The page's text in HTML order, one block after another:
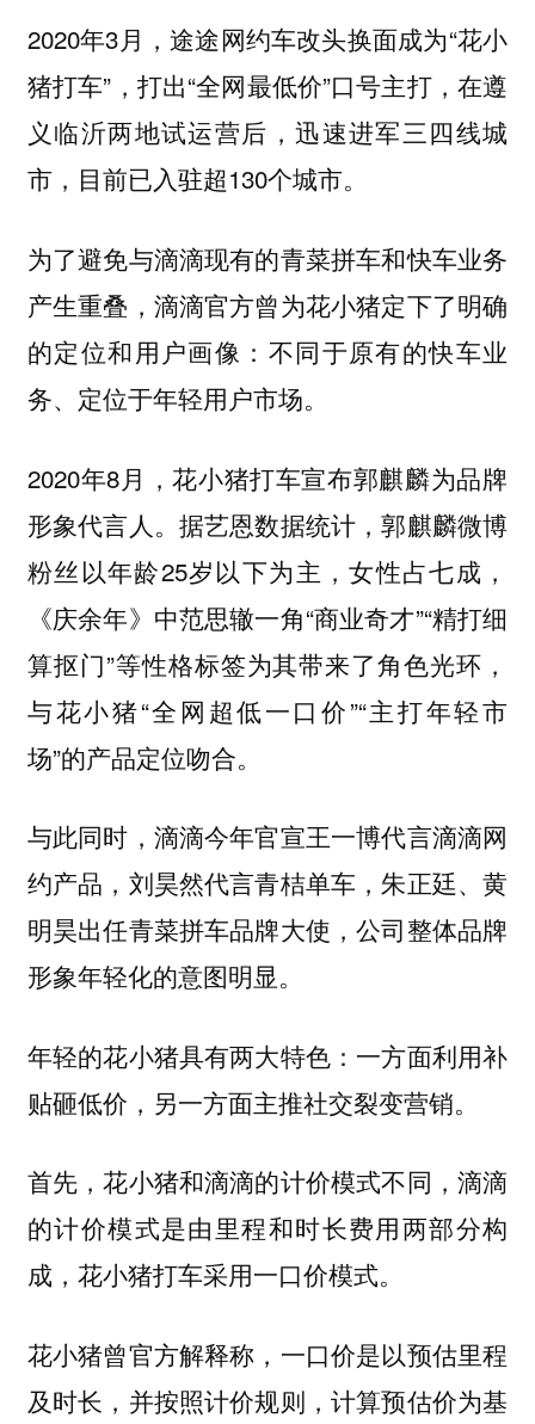
2020年3月，途途网约车改头换面成为“花小
猪打车”，打出“全网最低价”口号主打，在遵
义临沂两地试运营后，迅速进军三四线城
市，目前已入驻超130个城市。
为了避免与滴滴现有的青菜拼车和快车业务
产生重叠，滴滴官方曾为花小猪定下了明确
的定位和用户画像：不同于原有的快车业
务、定位于年轻用户市场。
2020年8月，花小猪打车宣布郭麒麟为品牌
形象代言人。据艺恩数据统计，郭麒麟微博
粉丝以年龄25岁以下为主，女性占七成，
《庆余年》中范思辙一角“商业奇才”“精打细
算抠门”等性格标签为其带来了角色光环，
与花小猪“全网超低一口价”“主打年轻市
场”的产品定位吻合。
与此同时，滴滴今年官宣王一博代言滴滴网
约产品，刘昊然代言青桔单车，朱正廷、黄
明昊出任青菜拼车品牌大使，公司整体品牌
形象年轻化的意图明显。
年轻的花小猪具有两大特色：一方面利用补
贴砸低价，另一方面主推社交裂变营销。
首先，花小猪和滴滴的计价模式不同，滴滴
的计价模式是由里程和时长费用两部分构
成，花小猪打车采用一口价模式。
花小猪曾官方解释称，一口价是以预估里程
及时长，并按照计价规则，计算预估价为基